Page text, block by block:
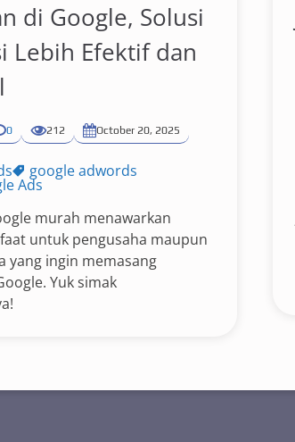
di Google, Solusi
Lebih Efektif dan
0 212 October 20, 2025
google adwords
Ads
murah menawarkan
untuk pengusaha maupun
yang ingin memasang
Yuk simak